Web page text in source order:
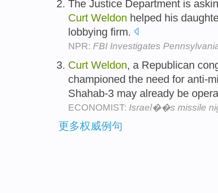
The Justice Department is
Curt Weldon helped his
lobbying firm.
NPR: FBI Investigates
Curt Weldon, a Republican
championed the need for anti-
Shahab-3 may already be
ECONOMIST: Israel��s missile
更多权威例句